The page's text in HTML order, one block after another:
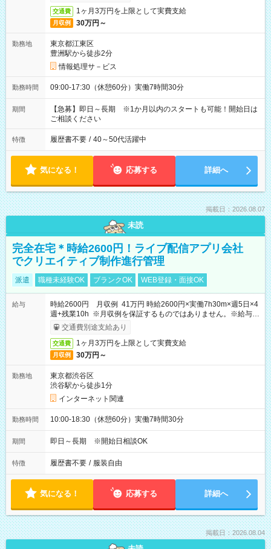
交通費 1ヶ月3万円を上限として実費支給
月収例 30万円～
勤務地
東京都江東区
豊洲駅から徒歩2分
情報処理サ－ビス
勤務時間 09:00-17:30（休憩60分）実働7時間30分
期間
【急募】即日～長期 ※1か月以内のスタートも可能！開始日は
ご相談ください
特徴 履歴書不要 / 40～50代活躍中
気になる！ 応募する 詳細へ
掲載日：2026.08.07
未読
完全在宅＊時給2600円！ライブ配信アプリ会社
でクリエイティブ制作進行管理
派遣 職種未経験OK ブランクOK WEB登録・面接OK
給与
時給2600円 月収例 41万円 時給2600円×実働7h30m×週5日×4
週+残業10h ※月収例を保証するものではありません。※給与即
受取りサービス利用可（利用条件有）
交通費別途支給あり
交通費 1ヶ月3万円を上限として実費支給
月収例 30万円～
勤務地
東京都渋谷区
渋谷駅から徒歩1分
インターネット関連
勤務時間 10:00-18:30（休憩60分）実働7時間30分
期間 即日～長期 ※開始日相談OK
特徴 履歴書不要 / 服装自由
気になる！ 応募する 詳細へ
掲載日：2026.08.04